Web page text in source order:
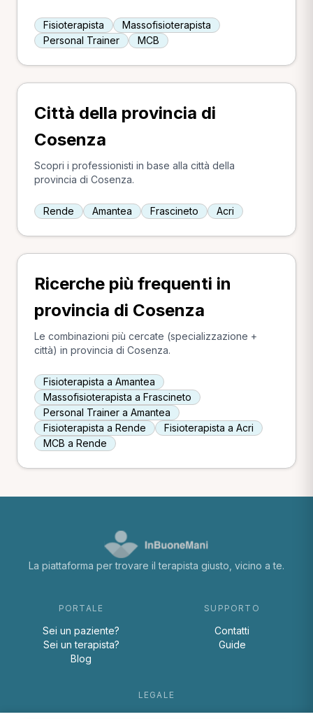
Fisioterapista
Massofisioterapista
Personal Trainer
MCB
Città della provincia di
Cosenza
Scopri i professionisti in base alla città della
provincia di Cosenza.
Rende Amantea Frascineto Acri
Ricerche più frequenti in
provincia di Cosenza
Le combinazioni più cercate (specializzazione +
città) in provincia di Cosenza.
Fisioterapista a Amantea
Massofisioterapista a Frascineto
Personal Trainer a Amantea
Fisioterapista a Rende
Fisioterapista a Acri
MCB a Rende
La piattaforma per trovare il terapista giusto, vicino a te.
PORTALE
Sei un paziente?
Sei un terapista?
Blog
SUPPORTO
Contatti
Guide
LEGALE